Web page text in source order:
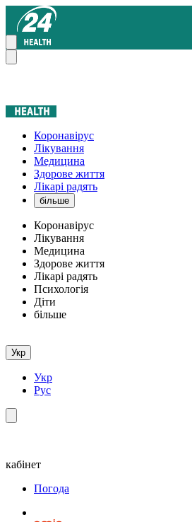
Коронавірус
Лікування
Медицина
Здорове життя
Лікарі радять
більше
Коронавірус
Лікування
Медицина
Здорове життя
Лікарі радять
Психологія
Діти
більше
Укр
Укр
Рус
кабінет
Погода